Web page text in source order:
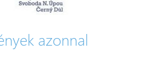
azonnal